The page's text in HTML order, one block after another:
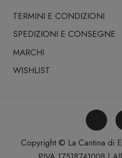
TERMINI E CONDIZIONI
SPEDIZIONI E CONSEGNE
MARCHI
WISHLIST
Copyright © La Cantina di